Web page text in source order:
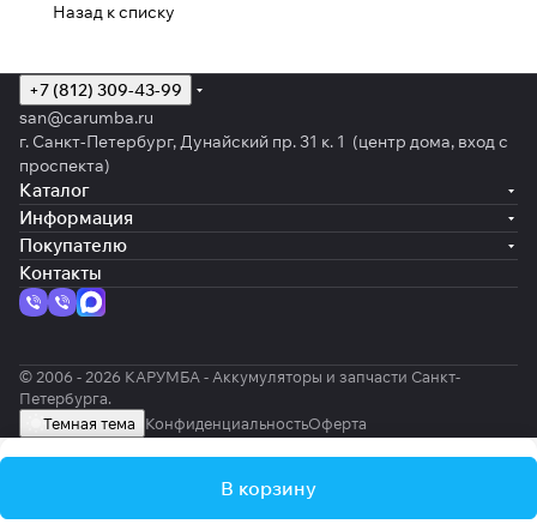
Назад к списку
В корзину
+7 (812) 309-43-99
san@carumba.ru
г. Санкт-Петербург, Дунайский пр. 31 к. 1 (центр дома, вход с
проспекта)
Каталог
Информация
Покупателю
Контакты
© 2006 - 2026 КАРУМБА - Аккумуляторы и запчасти Санкт-
Петербурга.
Темная тема КонфиденциальностьОферта